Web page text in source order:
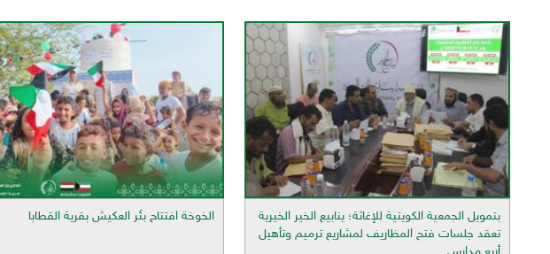
بتمويل الجمعية الكويتية للإغاثة؛ ينابيع الخير الخيرية
تعقد جلسات فتح المظاريف لمشاريع ترميم وتأهيل
الخوخة افتتاح بئر العكيش بقرية القطابا